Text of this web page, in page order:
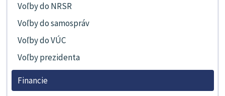
Voľby do NRSR
Voľby do samospráv
Voľby do VÚC
Voľby prezidenta
Financie